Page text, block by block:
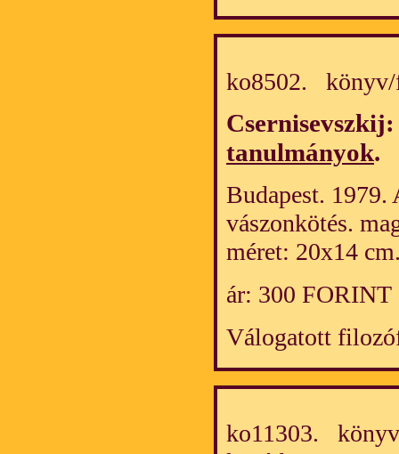
ko8502.
tanulmányok.
Budapest. 1979.
vászonkötés.
méret: 20x14
ár: 300 FORINT
Válogatott
ko11303.